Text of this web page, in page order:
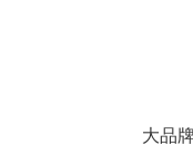
大品